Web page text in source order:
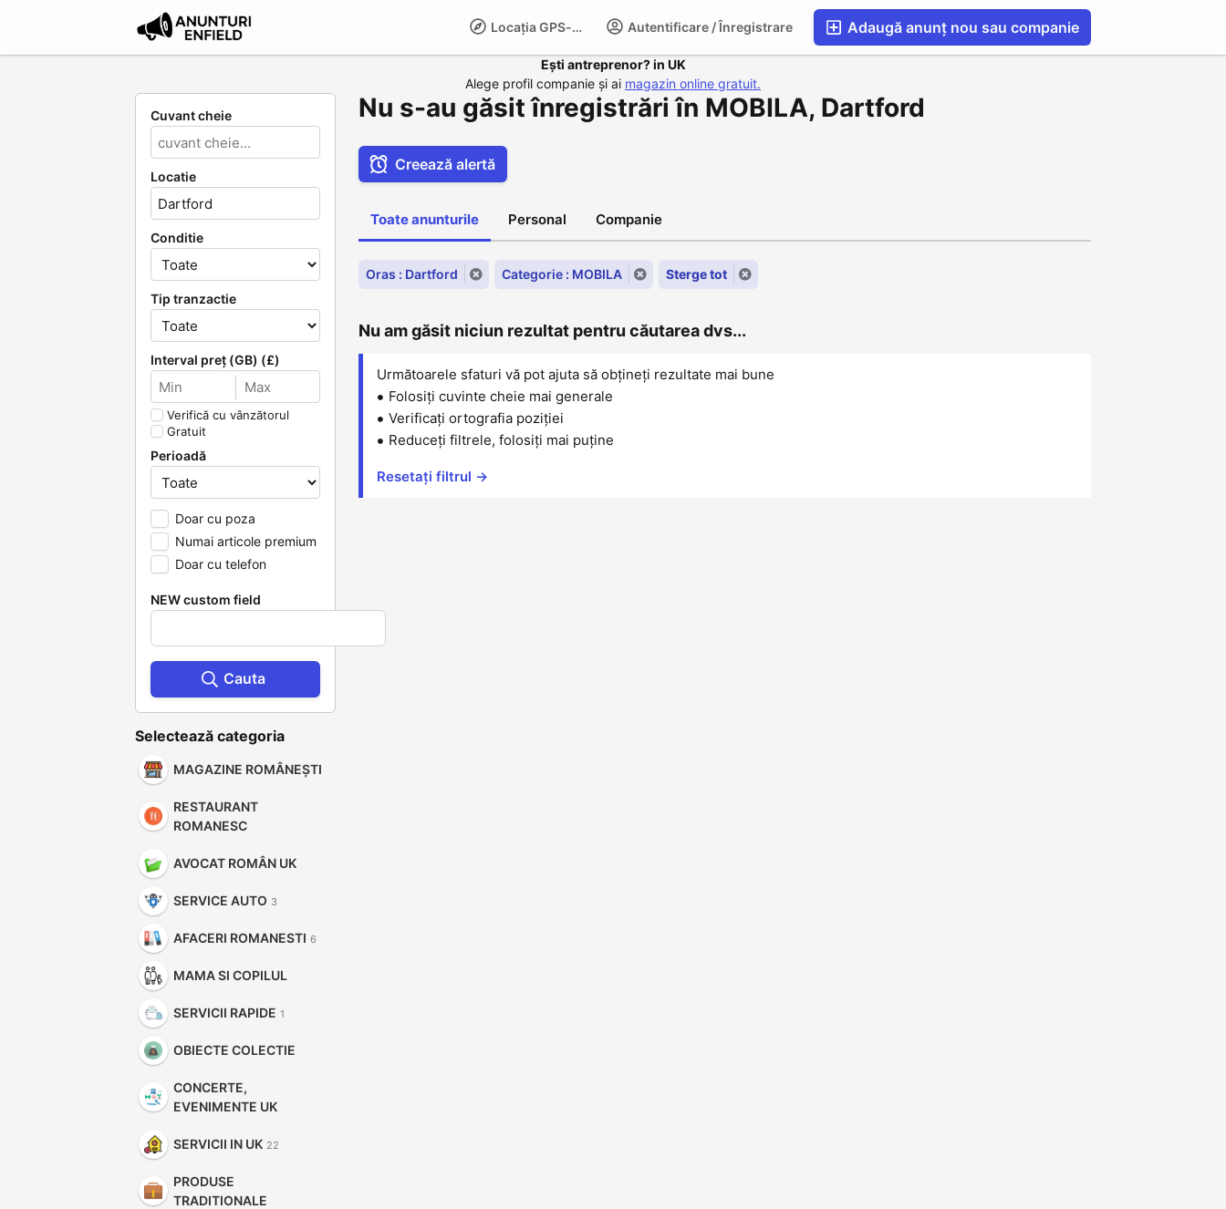
Adaugă anunț nou sau companie
Autentificare / Înregistrare
Locația GPS-LIFE
CompaniesS
Ești antreprenor? in UK
Alege profil companie și ai magazin online gratuit.
Cuvant cheie
Locatie
Conditie
Tip tranzactie
Interval preț (GB) (£)
Verifică cu vânzătorul
Gratuit
Perioadă
Doar cu poza
Numai articole premium
Doar cu telefon
NEW custom field
Cauta
Selectează categoria
MAGAZINE ROMÂNEȘTI
RESTAURANT
ROMANESC
AVOCAT ROMÂN UK
SERVICE AUTO 3
AFACERI ROMANESTI 6
MAMA SI COPILUL
SERVICII RAPIDE 1
OBIECTE COLECTIE
CONCERTE,
EVENIMENTE UK
SERVICII IN UK 22
PRODUSE
TRADITIONALE
Nu s-au găsit înregistrări în MOBILA, Dartford
Creează alertă
Toate anunturile Personal Companie
Oras : Dartford Categorie : MOBILA Sterge tot
Nu am găsit niciun rezultat pentru căutarea dvs...
Următoarele sfaturi vă pot ajuta să obțineți rezultate mai bune
Folosiți cuvinte cheie mai generale
Verificați ortografia poziției
Reduceți filtrele, folosiți mai puține
Resetați filtrul →